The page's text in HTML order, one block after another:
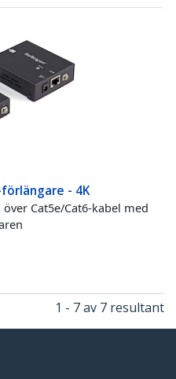
- 4K
Cat5e/Cat6-kabel med
1 - 7 av 7 resultant